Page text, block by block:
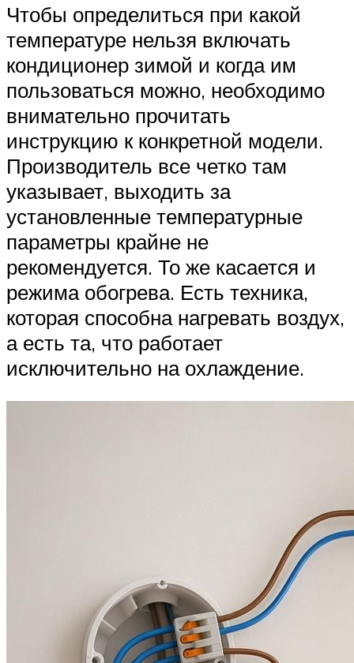
Чтобы определиться при какой
температуре нельзя включать
кондиционер зимой и когда им
пользоваться можно, необходимо
внимательно прочитать
инструкцию к конкретной модели.
Производитель все четко там
указывает, выходить за
установленные температурные
параметры крайне не
рекомендуется. То же касается и
режима обогрева. Есть техника,
которая способна нагревать воздух,
а есть та, что работает
исключительно на охлаждение.